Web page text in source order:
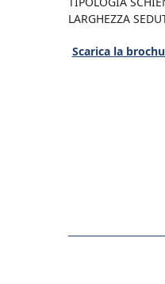
LARGHEZZA
Scarica la